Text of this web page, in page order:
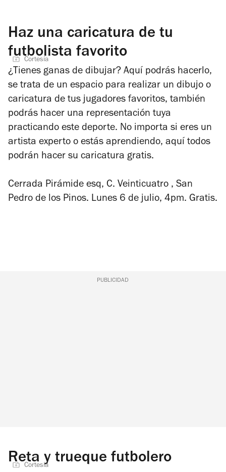
Haz una caricatura de tu
futbolista favorito
Cortesía
¿Tienes ganas de dibujar? Aquí podrás hacerlo,
se trata de un espacio para realizar un dibujo o
caricatura de tus jugadores favoritos, también
podrás hacer una representación tuya
practicando este deporte. No importa si eres un
artista experto o estás aprendiendo, aquí todos
podrán hacer su caricatura gratis.
Cerrada Pirámide esq, C. Veinticuatro , San
Pedro de los Pinos. Lunes 6 de julio, 4pm. Gratis.
PUBLICIDAD
Reta y trueque futbolero
Cortesía